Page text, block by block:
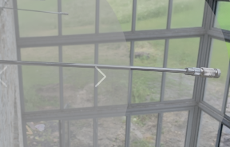
Previous Next